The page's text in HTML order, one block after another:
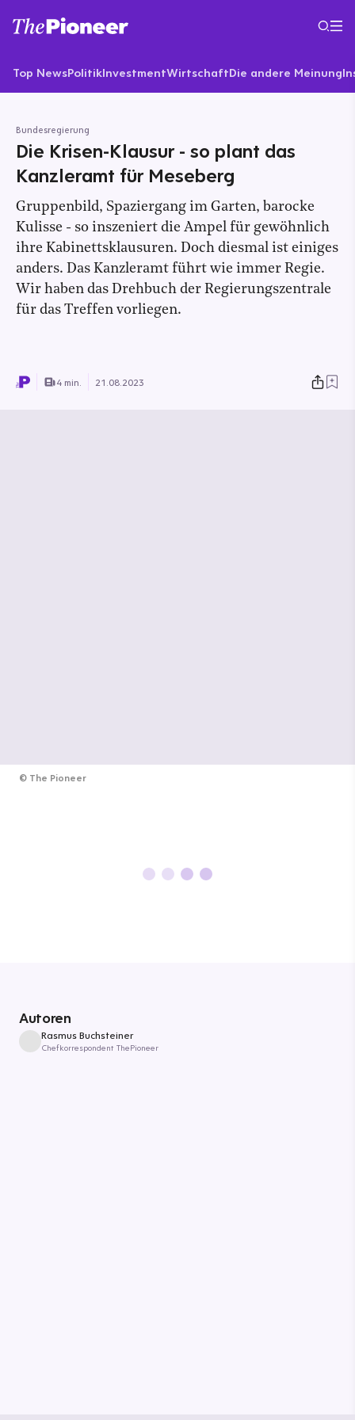
Top NewsPolitikInvestmentWirtschaftDie andere Meinung
Bundesregierung
Die Krisen-Klausur - so plant das
Kanzleramt für Meseberg
Gruppenbild, Spaziergang im Garten, barocke
Kulisse - so inszeniert die Ampel für gewöhnlich
ihre Kabinettsklausuren. Doch diesmal ist einiges
anders. Das Kanzleramt führt wie immer Regie.
Wir haben das Drehbuch der Regierungszentrale
für das Treffen vorliegen.
4 min. 21.08.2023
© The Pioneer
Autoren
Rasmus Buchsteiner
Chefkorrespondent ThePioneer